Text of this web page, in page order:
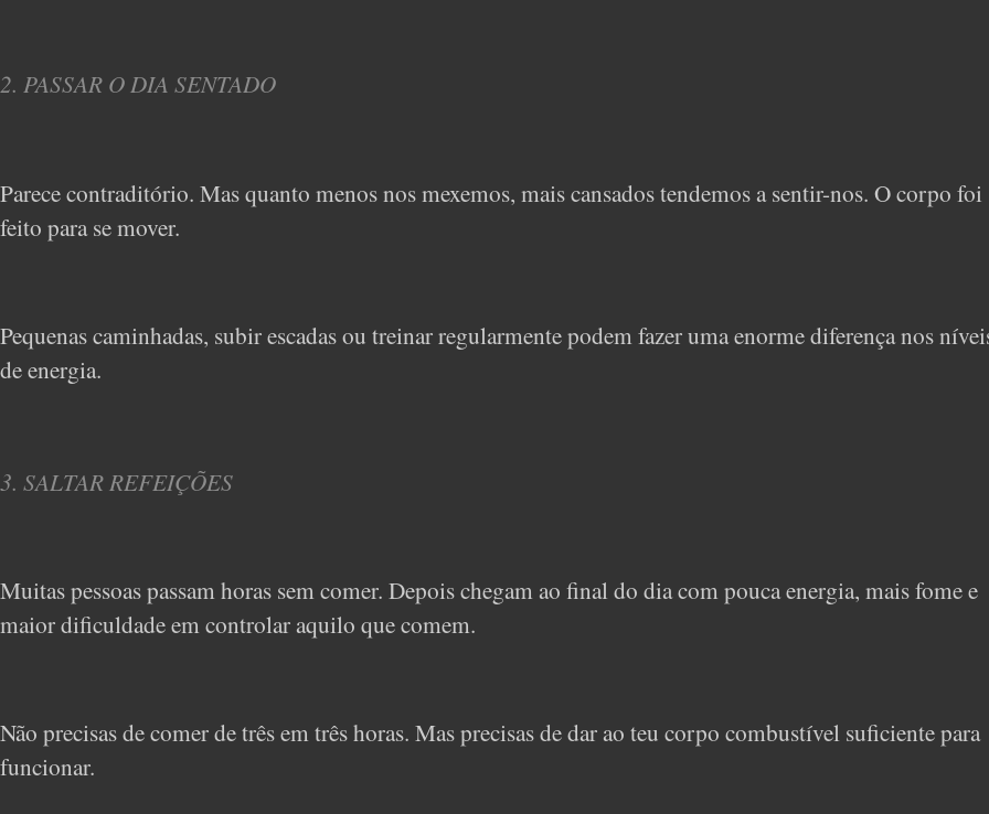
2. PASSAR O DIA SENTADO
Parece contraditório. Mas quanto menos nos mexemos, mais cansados tendemos a sentir-nos. O corpo foi
feito para se mover.
Pequenas caminhadas, subir escadas ou treinar regularmente podem fazer uma enorme diferença nos
de energia.
3. SALTAR REFEIÇÕES
Muitas pessoas passam horas sem comer. Depois chegam ao final do dia com pouca energia, mais fome e
maior dificuldade em controlar aquilo que comem.
Não precisas de comer de três em três horas. Mas precisas de dar ao teu corpo combustível suficiente para
funcionar.